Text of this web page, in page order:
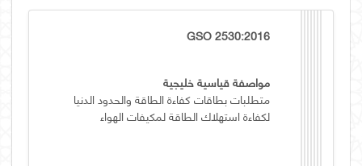
GSO 2530:2016
مواصفة قياسية خليجية
متطلبات بطاقات كفاءة الطاقة والحدود الدنيا
لكفاءة استهلاك الطاقة لمكيفات الهواء